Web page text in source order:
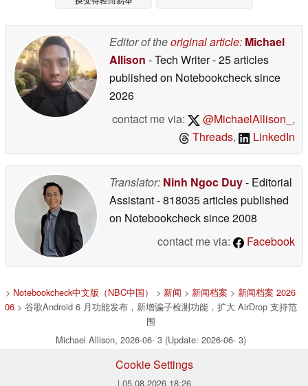
Editor of theoriginal article: Michael
Allison - Tech Writer- 25 articles
published on Notebookchecksince
2026
contact me via:
@MichaelAllison_ ,
Threads, LinkedIn
Translator: Ninh Ngoc Duy- Editorial
Assistant- 818035 articles published
on Notebookchecksince 2008
contact me via:
Facebook
> Notebookcheck中文版（NBC中国） > 新闻 > 新闻档案 > 新闻档案 2026
06> 谷歌Android 6 月功能发布，新增骗子检测功能，扩大 AirDrop 支持范
围
Michael Allison, 2026-06- 3 (Update: 2026-06- 3)
Cookie Settings
| 05.08.2026 18:26